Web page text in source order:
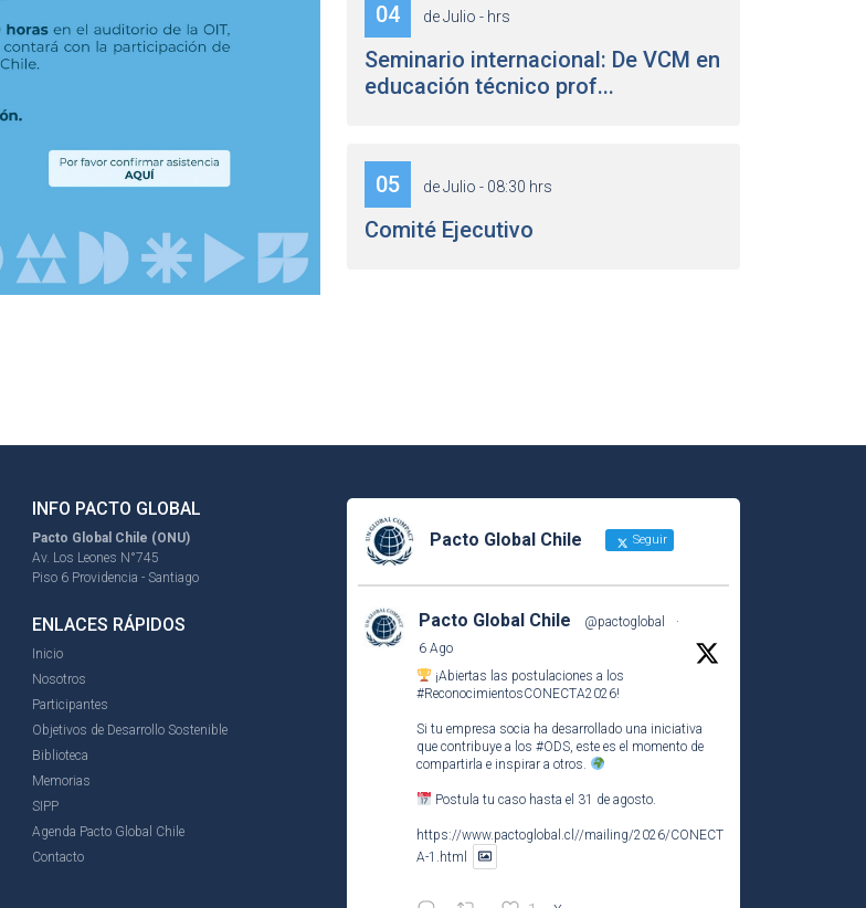
04 de Julio - hrs
Seminario internacional: De VCM en
educación técnico prof...
05 de Julio - 08:30 hrs
Comité Ejecutivo
INFO PACTO GLOBAL
Pacto Global Chile (ONU)
Av. Los Leones N°745
Piso 6 Providencia - Santiago
ENLACES RÁPIDOS
Inicio
Nosotros
Participantes
Objetivos de Desarrollo Sostenible
Biblioteca
Memorias
SIPP
Agenda Pacto Global Chile
Contacto
Pacto Global Chile Seguir
Pacto Global Chile @pactoglobal
·
6 Ago
¡Abiertas las postulaciones a los
#ReconocimientosCONECTA2026!
Si tu empresa socia ha desarrollado una iniciativa
que contribuye a los #ODS, este es el momento de
compartirla e inspirar a otros.
Postula tu caso hasta el 31 de agosto.
https://www.pactoglobal.cl//mailing/2026/CONECT
A-1.html